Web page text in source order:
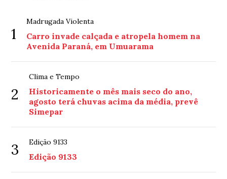
1
Madrugada Violenta
Carro invade calçada e atropela homem na
Avenida Paraná, em Umuarama
2
Clima e Tempo
Historicamente o mês mais seco do ano,
agosto terá chuvas acima da média, prevê
Simepar
3 Edição 9133
Edição 9133